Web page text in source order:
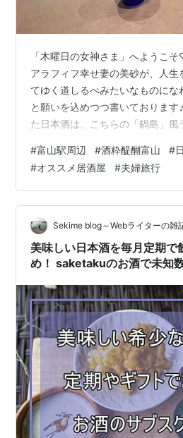
「木曜日の女神さま」へようこ
アラフィフ幸せ妻の美砂が、人生
てゆく道しるべみたいなものにな
と願いを込めつつ書いておりま
た日本酒は、こちらの「鍋島」風
です↓
はじめて行って、夫婦でファンに
さん♬ 富山駅の近くに本店があ
てきました♡ こちらのお店の特
本酒のそろえ方が半端ないこと♪
#富山駅周辺 #酒粋醍醐富山 #
#オススメ居酒屋 #夫婦旅行
Sekime blog～Webライターの雑
美味しい日本酒を毎月定期で
め！ saketakuのお酒で未知